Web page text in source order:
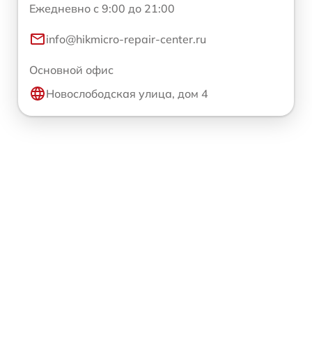
Ежедневно с 9:00 до 21:00
info@hikmicro-repair-center.ru
Основной офис
Новослободская улица, дом 4